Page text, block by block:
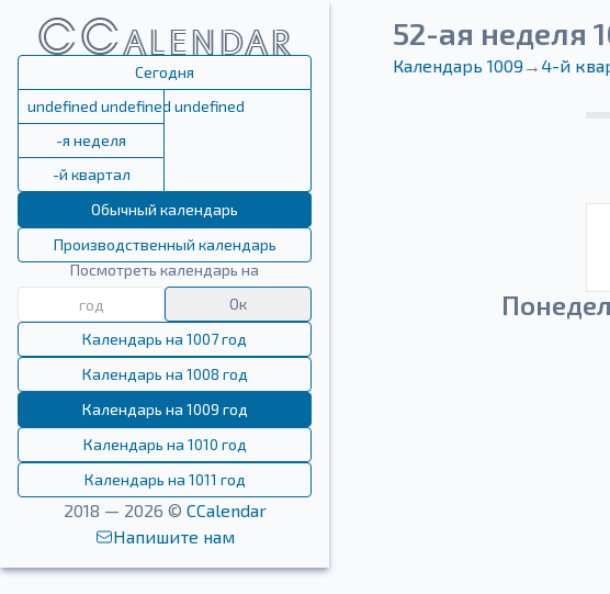
Сегодня
undefined undefined undefined
-я неделя
-й квартал
Обычный календарь
Производственный календарь
Посмотреть календарь на
Ок
Календарь на 1007 год
Календарь на 1008 год
Календарь на 1009 год
Календарь на 1010 год
Календарь на 1011 год
2018 — 2026 © CCalendar
Напишите нам
52-ая неделя
Календарь 1009→ 4-й